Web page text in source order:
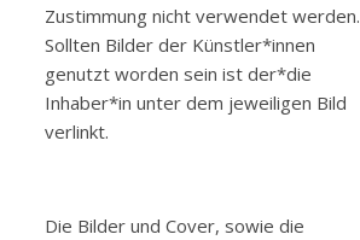
Zustimmung nicht verwendet werden.
Sollten Bilder der Künstler*innen
genutzt worden sein ist der*die
Inhaber*in unter dem jeweiligen Bild
verlinkt.
Die Bilder und Cover, sowie die